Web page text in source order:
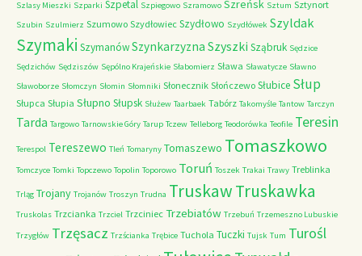
Szlasy Mieszki Szparki Szpetal Szpiegowo Szramowo Szreńsk Sztum Sztynort
Szubin Szulmierz Szumowo Szydłowiec Szydłowo Szydłówek Szyldak
Szymaki SzymanówSzynkarzyzna Szyszki Sząbruk Sędzice
Sędzichów Sędziszów Sępólno Krajeńskie Słabomierz Sława Sławatycze Sławno
Sławoborze Słomczyn Słomin Słomniki Słonecznik Słończewo Słubice Słup
Słupca Słupia Słupno Słupsk Służew Taarbaek Tabórz Takomyśle Tantow Tarczyn
Tarda Targowo Tarnowskie Góry Tarup Tczew Telleborg Teodorówka Teofile Teresin
Terespol Tereszewo Tleń Tomaryny Tomaszewo Tomaszkowo
Tomczyce Tomki Topczewo Topolin Toporowo Toruń Toszek Trakai Trawy Treblinka
Trląg Trojany Trojanów Troszyn Trudna TruskawTruskawka
Truskolas Trzcianka Trzciel Trzciniec Trzebiatów Trzebuń Trzemeszno Lubuskie
Trzygłów Trzęsacz Trzścianka Trębice Tuchola Tuczki Tujsk Tum Turośl